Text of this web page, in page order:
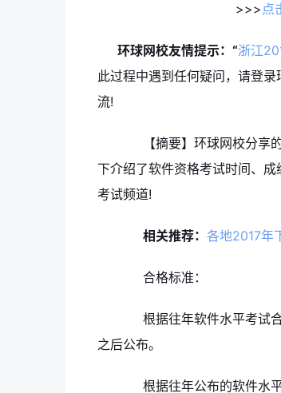
>>> 点
环球网校友情提示：“浙江
此过程中遇到任何疑问，请登录
流!
【摘要】环球网校分享的
下介绍了软件资格考试时间、
考试频道!
相关推荐： 各地2017年
合格标准：
根据往年软件水平考试合
之后公布。
根据往年公布的软件水平